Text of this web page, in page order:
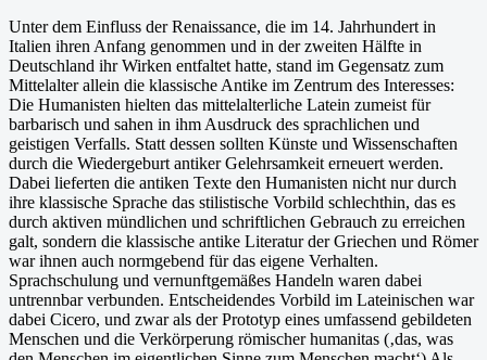
Unter dem Einfluss der Renaissance, die im 14. Jahrhundert in
Italien ihren Anfang genom­men und in der zweiten Hälfte in
Deutschland ihr Wirken entfaltet hatte, stand im Gegensatz zum
Mittelalter allein die klassische Antike im Zentrum des Interesses:
Die Humanisten hiel­ten das mittelalterliche Latein zumeist für
barbarisch und sahen in ihm Ausdruck des sprachli­chen und
geistigen Verfalls. Statt dessen sollten Künste und Wissenschaften
durch die Wie­dergeburt antiker Gelehrsamkeit erneuert werden.
Dabei lieferten die antiken Texte den Hu­manisten nicht nur durch
ihre klassische Sprache das stilistische Vorbild schlechthin, das es
durch aktiven mündlichen und schriftlichen Gebrauch zu erreichen
galt, sondern die klassi­sche antike Literatur der Griechen und Römer
war ihnen auch normgebend für das eigene Verhalten.
Sprachschulung und vernunftgemäßes Handeln waren dabei
untrennbar verbunden. Entscheidendes Vorbild im Lateinischen war
dabei Cicero, und zwar als der Prototyp eines umfassend gebildeten
Menschen und die Verkörperung römischer humanitas (‚das, was